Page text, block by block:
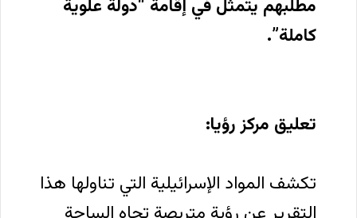
مطلبهم يتمثل في إقامة “دولة علوية
كاملة”.
تعليق مركز رؤيا:
تكشف المواد الإسرائيلية التي تناولها هذا